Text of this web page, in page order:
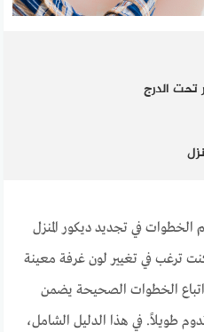
الدرج
في تجديد ديكور المنزل
ترغب في تغيير لون غرفة معينة
اتباع الخطوات الصحيحة يضمن
طويلاً. في هذا الدليل الشامل،